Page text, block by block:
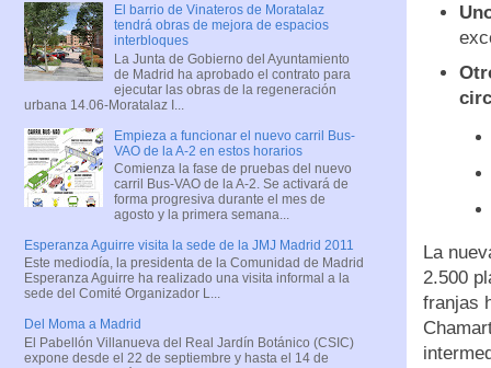
La
2.500
franjas
El barrio de Vinateros de Moratalaz
tendrá obras de mejora de espacios
interbloques
La Junta de Gobierno del Ayuntamiento
de Madrid ha aprobado el contrato para
ejecutar las obras de la regeneración
urbana 14.06-Moratalaz I...
Empieza a funcionar el nuevo carril Bus-
VAO de la A-2 en estos horarios
Comienza la fase de pruebas del nuevo
carril Bus-VAO de la A-2. Se activará de
forma progresiva durante el mes de
agosto y la primera semana...
Esperanza Aguirre visita la sede de la JMJ Madrid 2011
Este mediodía, la presidenta de la Comunidad de Madrid
Esperanza Aguirre ha realizado una visita informal a la
sede del Comité Organizador L...
Del Moma a Madrid
El Pabellón Villanueva del Real Jardín Botánico (CSIC)
expone desde el 22 de septiembre y hasta el 14 de